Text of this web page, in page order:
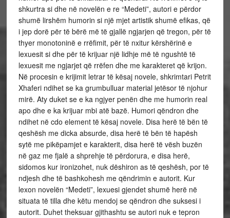
shkurtra si dhe në novelën e re “Medeti”, autori e përdor
shumë lirshëm humorin si një mjet artistik shumë efikas, që
i jep dorë për të bërë më të gjallë ngjarjen që tregon, për të
thyer monotoninë e rrëfimit, për të nxitur kërshërinë e
lexuesit si dhe për të krijuar një lidhje më të ngushtë të
lexuesit me ngjarjet që rrëfen dhe me karakteret që krijon.
Në procesin e krijimit letrar të kësaj novele, shkrimtari Petrit
Xhaferi ndihet se ka grumbulluar material jetësor të njohur
mirë. Aty duket se e ka ngjyer penën dhe me humorin real
apo dhe e ka krijuar mbi atë bazë. Humori qëndron dhe
ndihet në cdo element të kësaj novele. Disa herë të bën të
qeshësh me dicka absurde, disa herë të bën të hapësh
sytë me pikëpamjet e karakterit, disa herë të vësh buzën
në gaz me fjalë a shprehje të përdorura, e disa herë,
sidomos kur ironizohet, nuk dëshiron as të qeshësh, por të
ndjesh dhe të bashkohesh me qëndrimin e autorit. Kur
lexon novelën “Medeti”, lexuesi gjendet shumë herë në
situata të tilla dhe këtu mendoj se qëndron dhe suksesi i
autorit. Duhet theksuar gjithashtu se autori nuk e tepron